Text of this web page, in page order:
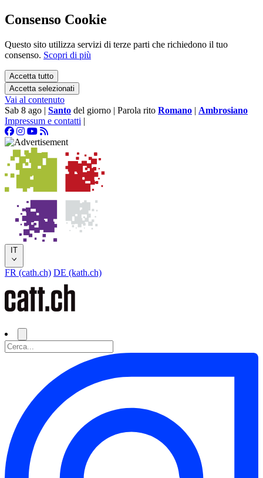
Consenso Cookie
Questo sito utilizza servizi di terze parti che richiedono il tuo
consenso. Scopri di più
Accetta tutto
Accetta selezionati
Vai al contenuto
Sab 8 ago | Santo del giorno | Parola rito Romano | Ambrosiano
Impressum e contatti |
IT
FR (cath.ch) DE (kath.ch)